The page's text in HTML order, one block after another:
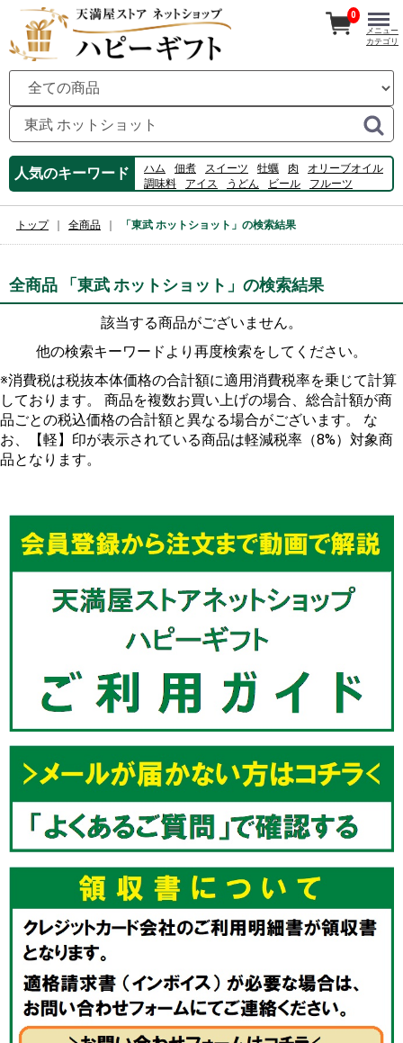
人気のキーワード ハム 佃煮 スイーツ 牡蠣 肉
オリーブオイル
調味料
アイス うどん ビール
フルーツ
0
メニュー
カテゴリ
トップ 全商品 「東武 ホットショット」の検索結果
全商品 「東武 ホットショット」の検索結果
該当する商品がございません。
他の検索キーワードより再度検索をしてください。
※消費税は税抜本体価格の合計額に適用消費税率を乗じて計算
しております。 商品を複数お買い上げの場合、総合計額が商
品ごとの税込価格の合計額と異なる場合がございます。 な
お、【軽】印が表示されている商品は軽減税率（8%）対象商
品となります。